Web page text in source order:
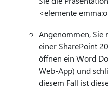
<elemente
Angenommen, Sie
einer SharePoint
öffnen ein Word
Web-App) und
diesem Fall ist